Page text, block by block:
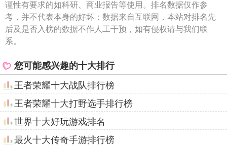
谨性有要求的如科研、商业报告等使用。排名数据仅作参
考，并不代表本身的好坏；数据来自互联网，本站对排名先
后及是否入榜的数据不作人工干预，如有侵权请与我们联
系。
您可能感兴趣的十大排行
王者荣耀十大战队排行榜
王者荣耀十大打野选手排行榜
世界十大好玩游戏排名
最火十大传奇手游排行榜